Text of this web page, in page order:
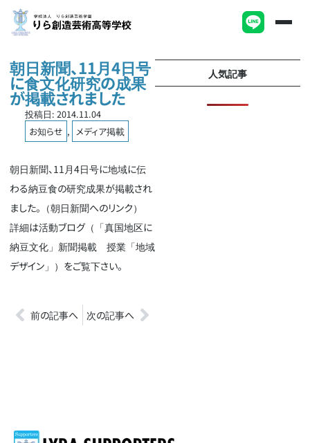
朝日新聞、11月4日号
に食文化研究の成果
が掲載されました
投稿日: 2014.11.04
お知らせ , メディア掲載
朝日新聞、11月4日号に地域に伝
わる納豆食の研究成果が掲載され
ました。（朝日新聞へのリンク）
詳細は活動ブログ（ 「真国地区に
納豆文化」新聞掲載 授業「地域
デザイン」 ）をご覧下さい。
前の記事へ 次の記事へ
人気記事